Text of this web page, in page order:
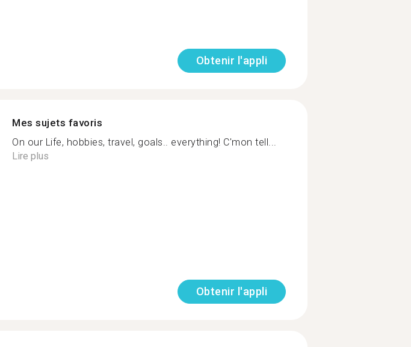
Obtenir l'appli
Mes sujets favoris
On our Life, hobbies, travel, goals.. everything! C'mon tell...
Lire plus
Obtenir l'appli